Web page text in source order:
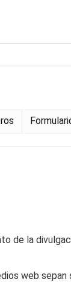
de la
web sepan